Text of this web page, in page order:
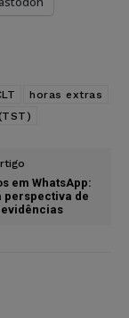
horas extras
em WhatsApp:
perspectiva de